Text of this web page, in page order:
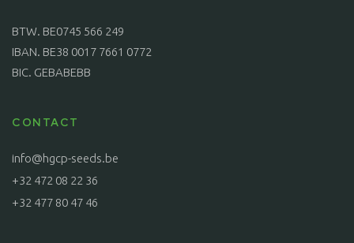
BTW. BE0745 566 249
IBAN. BE38 0017 7661 0772
BIC. GEBABEBB
CONTACT
info@hgcp-seeds.be
+32 472 08 22 36
+32 477 80 47 46